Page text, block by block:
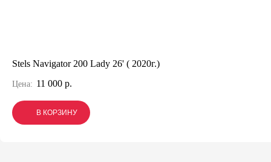
Stels Navigator 200 Lady 26' ( 2020г.)
Цена: 11 000 р.
В КОРЗИНУ
В КОРЗИНУ
В КОРЗИНУ